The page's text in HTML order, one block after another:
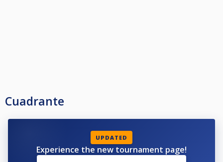
Cuadrante
UPDATED
Experience the new tournament page!